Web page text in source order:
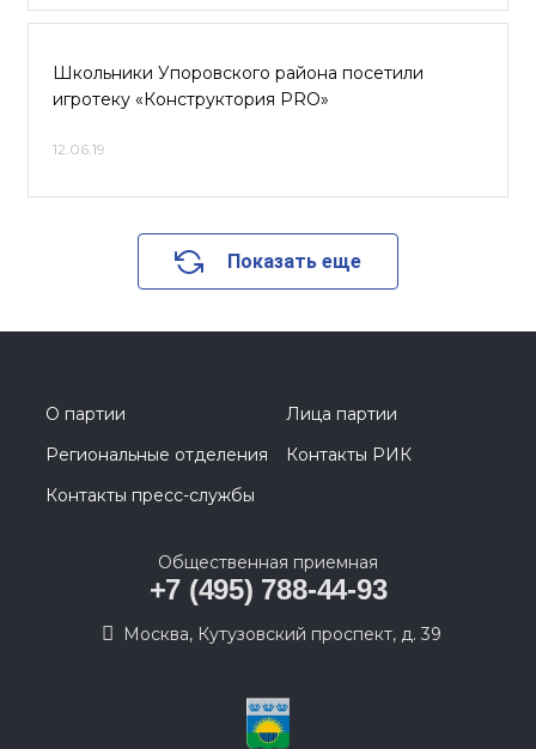
Школьники Упоровского района посетили
игротеку «Конструктория PRO»
12.06.19
Показать еще
О партии
Лица партии
Региональные отделения
Контакты РИК
Контакты пресс-службы
Общественная приемная
+7 (495) 788-44-93
Москва, Кутузовский проспект, д. 39